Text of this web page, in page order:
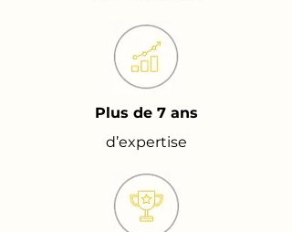
Plus de 7 ans
d’expertise